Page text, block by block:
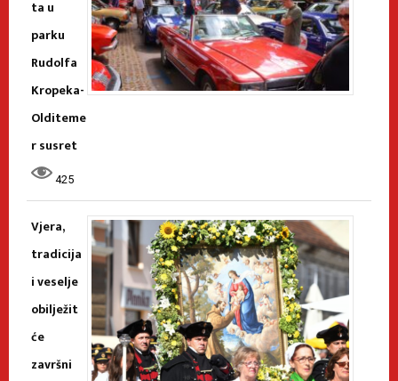
ta u
parku
Rudolfa
Kropeka-
Olditeme
r susret
425
Vjera,
tradicija
i veselje
obilježit
će
završni